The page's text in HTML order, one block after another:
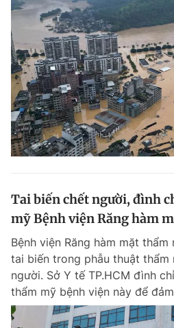
Tai biến chết người, đình
mỹ Bệnh viện Răng hàm
Bệnh viện Răng hàm mặt
tai biến trong phẫu thuật thẩm
người. Sở Y tế TP.HCM đình
thẩm mỹ bệnh viện này để